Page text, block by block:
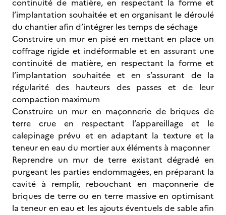
continuité de matière, en respectant la forme et
l’implantation souhaitée et en organisant le déroulé
du chantier afin d’intégrer les temps de séchage
Construire un mur en pisé en mettant en place un
coffrage rigide et indéformable et en assurant une
continuité de matière, en respectant la forme et
l’implantation souhaitée et en s’assurant de la
régularité des hauteurs des passes et de leur
compaction maximum
Construire un mur en maçonnerie de briques de
terre crue en respectant l’appareillage et le
calepinage prévu et en adaptant la texture et la
teneur en eau du mortier aux éléments à maçonner
Reprendre un mur de terre existant dégradé en
purgeant les parties endommagées, en préparant la
cavité à remplir, rebouchant en maçonnerie de
briques de terre ou en terre massive en optimisant
la teneur en eau et les ajouts éventuels de sable afin